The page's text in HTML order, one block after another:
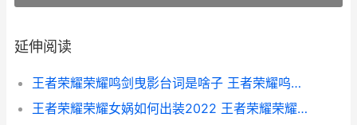
延伸阅读
王者荣耀荣耀鸣剑曳影台词是啥子 王者荣耀呜呜的图片
王者荣耀荣耀女娲如何出装2022 王者荣耀荣耀女娲